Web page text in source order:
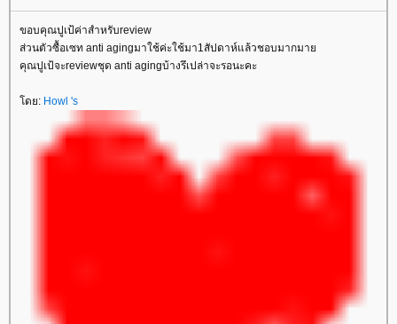
ขอบคุณปูเป้ค่าสำหรับreview
ส่วนตัวซื้อเซท anti agingมาใช้ค่ะใช้มา1สัปดาห์แล้วชอบมากมา
คุณปูเป้จะreviewชุด anti agingบ้างรึเปล่าจะรอนะคะ
ดย: Howl 's